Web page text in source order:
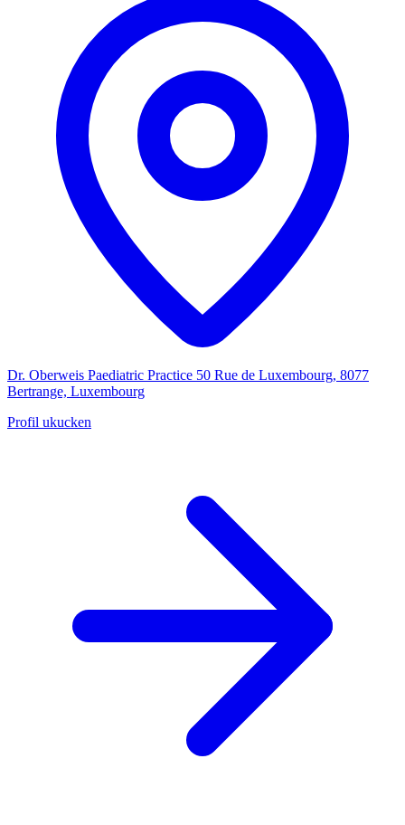
Dr. Oberweis Paediatric Practice 50 Rue de Luxembourg, 8077
Bertrange, Luxembourg
Profil ukucken